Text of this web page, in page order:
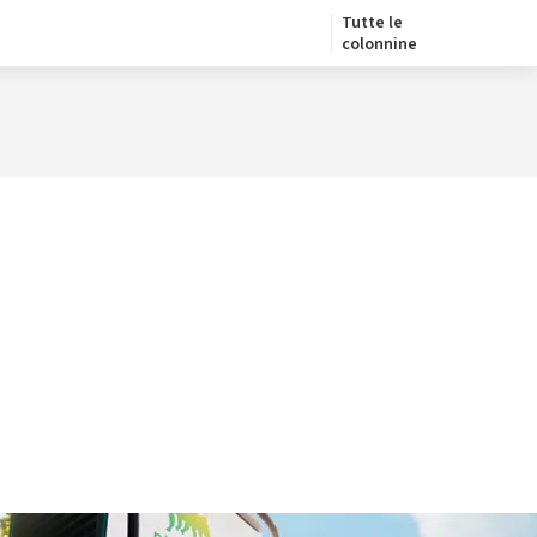
Tutte le
colonnine